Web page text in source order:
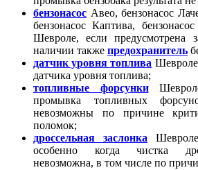
бензонасос Авео, бензонасос
бензонасос Каптива,
Шевроле, если предусмотрена
наличии также предохранитель
датчик уровня топлива
датчика уровня топлива;
топливные форсунки
промывка топливных
невозможны по причине
поломок;
дроссельная заслонка
особенно когда чистка
невозможна, в том числе по